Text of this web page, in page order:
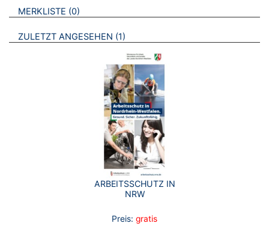
VERWEISE AUF VERMERKTE- ODER ZULETZT ANGESEHENE
MERKLISTE 0 BROSCHÜREN
ZULETZT ANGESEHEN 1 BROSCHÜREN
ARBEITSSCHUTZ IN
NRW
Preis: gratis